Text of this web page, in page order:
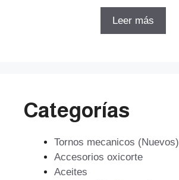
originalactual
Leer más
Categorías
Tornos mecanicos (Nuevos)
Accesorios oxicorte
Aceites